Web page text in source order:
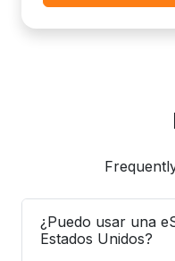
¿Puedo usar una
Estados Unidos?